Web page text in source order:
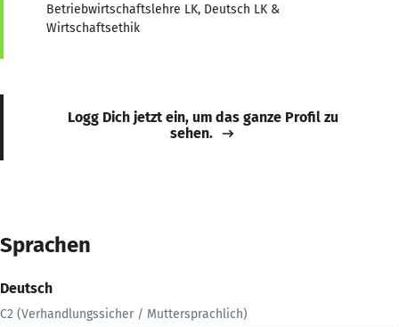
Betriebwirtschaftslehre LK, Deutsch LK &
Wirtschaftsethik
Logg Dich jetzt ein, um das ganze Profil zu
sehen.
Sprachen
Deutsch
C2 (Verhandlungssicher / Muttersprachlich)